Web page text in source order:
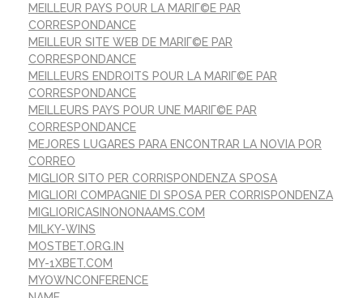
MEILLEUR PAYS POUR LA MARIГ©E PAR
CORRESPONDANCE
MEILLEUR SITE WEB DE MARIГ©E PAR
CORRESPONDANCE
MEILLEURS ENDROITS POUR LA MARIГ©E PAR
CORRESPONDANCE
MEILLEURS PAYS POUR UNE MARIГ©E PAR
CORRESPONDANCE
MEJORES LUGARES PARA ENCONTRAR LA NOVIA POR
CORREO
MIGLIOR SITO PER CORRISPONDENZA SPOSA
MIGLIORI COMPAGNIE DI SPOSA PER CORRISPONDENZA
MIGLIORICASINONONAAMS.COM
MILKY-WINS
MOSTBET.ORG.IN
MY-1XBET.COM
MYOWNCONFERENCE